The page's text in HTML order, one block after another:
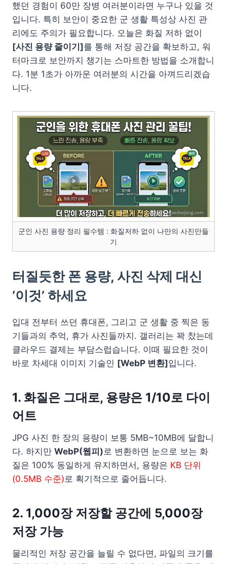
했던 경험이 60만 장병 여러분이라면 누구나 있을 것
입니다. 특히 보안이 중요한 군 생활 특성상 사진 관
리에도 주의가 필요합니다. 오늘은 화질 저하 없이
[사진 용량 줄이기]를 통해 저장 공간을 확보하고, 워
터마크로 보안까지 챙기는 스마트한 방법을 소개합니
다. 1분 1초가 아까운 여러분의 시간을 아껴드리겠습
니다.
군인 사진 용량 정리 필수템 : 화질저하 없이 나만의 사진만들
기
터질듯한 폰 용량, 사진 삭제 대신
‘이것’ 하세요
입대 전부터 쓰던 휴대폰, 그리고 군 생활 중 찍은 동
기들과의 추억, 휴가 사진들까지. 갤러리는 꽉 찼는데
클라우드 결제는 부담스럽습니다. 이때 필요한 것이
바로 차세대 이미지 기술인 [WebP 변환]입니다.
1. 화질은 그대로, 용량은 1/10로 다이
어트
JPG 사진 한 장의 용량이 보통 5MB~10MB에 달합니
다. 하지만 WebP(웹피)로 변환하면 눈으로 보는 화
질은 100% 동일하게 유지하면서, 용량은 KB 단위
(0.5MB 수준)로 획기적으로 줄어듭니다.
2. 1,000장 저장할 공간에 5,000장
저장 가능
물리적인 저장 공간을 늘릴 수 없다면, 파일의 크기를